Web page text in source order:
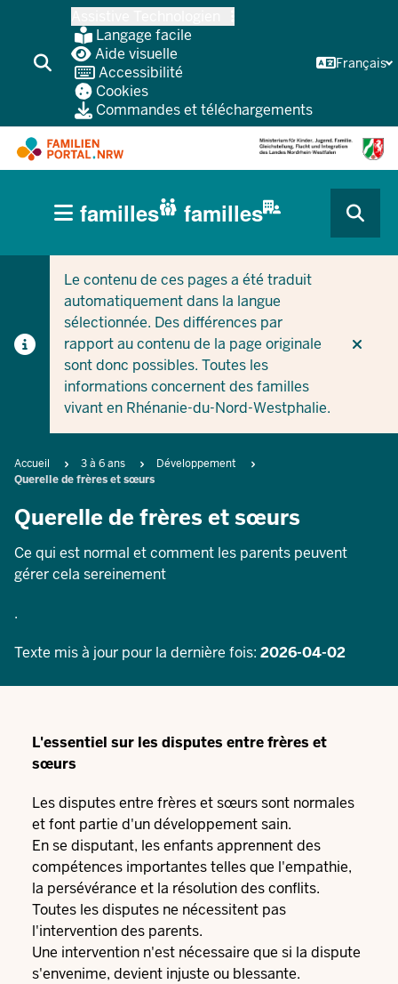
contenu
Langage facile
Aide visuelle
Accessibilité
Cookies
Commandes et téléchargements
Français
CURRENT SECTION POUR LES ENTREPRISES/
CURRENT SECTION POUR LES FAMILLES
HAUPTNAVIGATION
(BÜRGERBEREICH
familles familles
Le contenu de ces pages a été traduit
automatiquement dans la langue
sélectionnée. Des différences par
rapport au contenu de la page originale
sont donc possibles. Toutes les
informations concernent des familles
vivant en Rhénanie-du-Nord-Westphalie.
Breadcrumb
Accueil 3 à 6 ans
Développement
Querelle de frères et sœurs
Querelle de frères et sœurs
Ce qui est normal et comment les parents peuvent
gérer cela sereinement
.
Texte mis à jour pour la dernière fois: 2026-04-02
L'essentiel sur les disputes entre frères et
sœurs
Les disputes entre frères et sœurs sont normales
et font partie d'un développement sain.
En se disputant, les enfants apprennent des
compétences importantes telles que l'empathie,
la persévérance et la résolution des conflits.
Toutes les disputes ne nécessitent pas
l'intervention des parents.
Une intervention n'est nécessaire que si la dispute
s'envenime, devient injuste ou blessante.